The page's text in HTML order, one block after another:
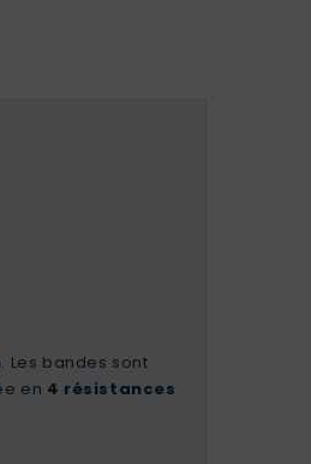
. Les bandes sont
en 4 résistances